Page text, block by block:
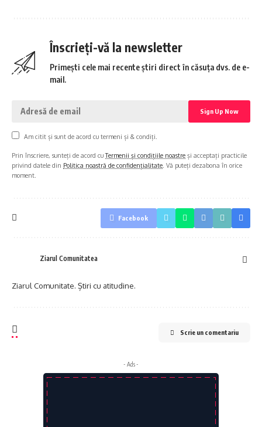
Înscrieți-vă la newsletter
Primești cele mai recente știri direct în căsuța dvs. de e-
mail.
Am citit și sunt de acord cu termeni și & condiți.
Prin înscriere, sunteți de acord cuTermenii și condițiile noastre și acceptați practicile
privind datele din Politica noastră de confidențialitate . Vă puteți dezabona în orice
moment.
Facebook
Ziarul Comunitatea
Ziarul Comunitate. Știri cu atitudine.
Scrie un comentariu
- Ads -